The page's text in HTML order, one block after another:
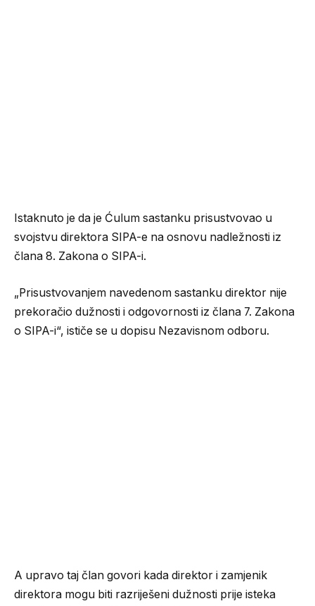
Istaknuto je da je Ćulum sastanku prisustvovao u
svojstvu direktora SIPA-e na osnovu nadležnosti iz
člana 8. Zakona o SIPA-i.
„Prisustvovanjem navedenom sastanku direktor nije
prekoračio dužnosti i odgovornosti iz člana 7. Zakona
o SIPA-i“, ističe se u dopisu Nezavisnom odboru.
A upravo taj član govori kada direktor i zamjenik
direktora mogu biti razriješeni dužnosti prije isteka